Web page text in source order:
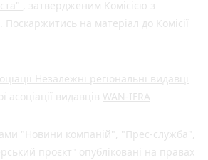
, затвердженим Комісією з
Поскаржитись на матеріал до Комісії
Незалежні регіональні видавці
асоціації видавців WAN-IFRA
"Новини компаній", "Прес-служба",
проєкт" опубліковані на правах